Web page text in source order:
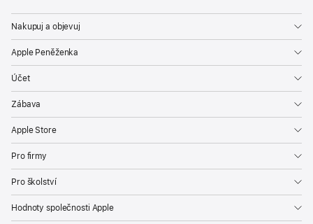
Nakupuj a objevuj
Apple Peněženka
Účet
Zábava
Apple Store
Pro firmy
Pro školství
Hodnoty společnosti Apple